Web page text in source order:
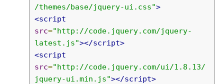
/themes/base/jquery-ui.css">
<script
src="http://code.jquery.com/jquery-
latest.js"></script>
<script
src="http://code.jquery.com/ui/1.8.13/
jquery-ui.min.js"></script>